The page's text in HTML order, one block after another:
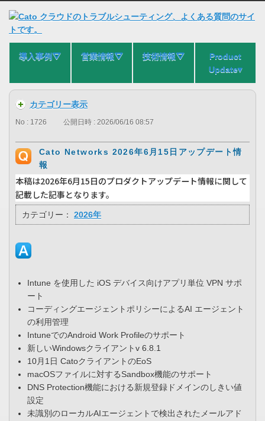
導入事例⛛ 営業情報⛛ 技術情報⛛
Product
Update▾
カテゴリー表示
No : 1726 公開日時 : 2026/06/16 08:57
Cato Networks 2026年6月15日アップデート情
報
本稿は2026年6月15日のプロダクトアップデート情報に関して
記載した記事となります。
カテゴリー： 2026年
Intune を使用した iOS デバイス向けアプリ単位 VPN サポ
ート
​コーディングエージェントポリシーによるAI エージェント
の利用管理
IntuneでのAndroid Work Profileのサポート
新しいWindowsクライアントv 6.8.1
10月1日 CatoクライアントのEoS
macOSファイルに対するSandbox機能のサポート
DNS Protection機能における新規登録ドメインのしきい値
設定​
未識別のローカルAIエージェントで検出されたメールアド